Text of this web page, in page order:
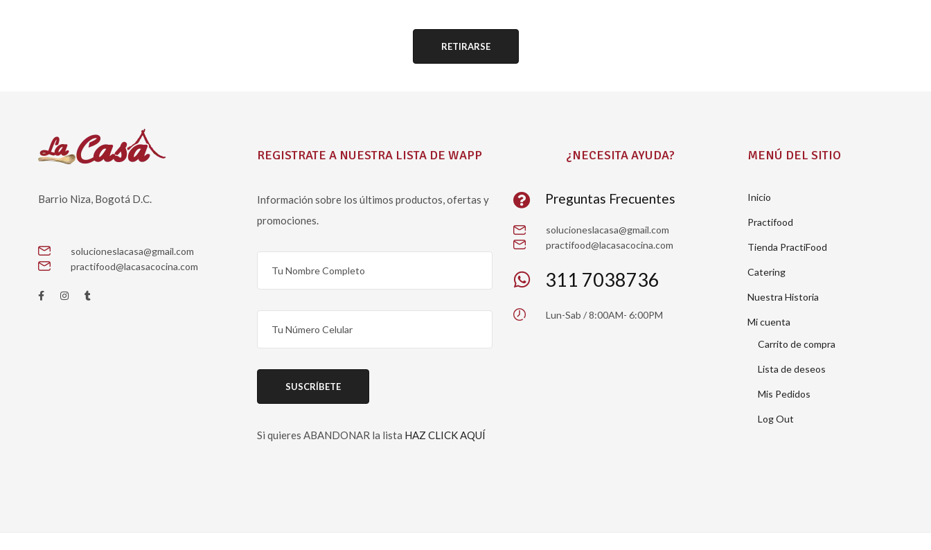
Barrio Niza, Bogotá D.C.
solucioneslacasa@gmail.com
practifood@lacasacocina.com
REGISTRATE A NUESTRA LISTA DE WAPP
Información sobre los últimos productos, ofertas y
promociones.
Si quieres ABANDONAR la lista HAZ CLICK AQUÍ
¿NECESITA AYUDA?
Preguntas Frecuentes
solucioneslacasa@gmail.com
practifood@lacasacocina.com
311 7038736
Lun-Sab / 8:00AM- 6:00PM
MENÚ DEL SITIO
Inicio
Practifood
Tienda PractiFood
Catering
Nuestra Historia
Mi cuenta
Carrito de compra
Lista de deseos
Mis Pedidos
Log Out